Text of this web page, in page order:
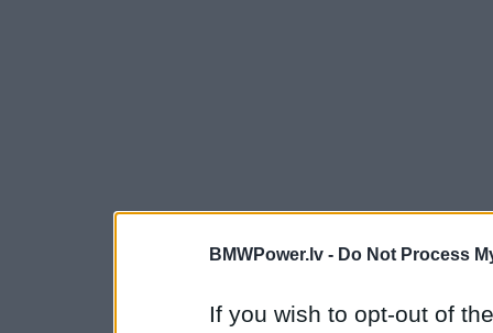
BMWPower.lv - Do Not Process
If you wish to opt-out of